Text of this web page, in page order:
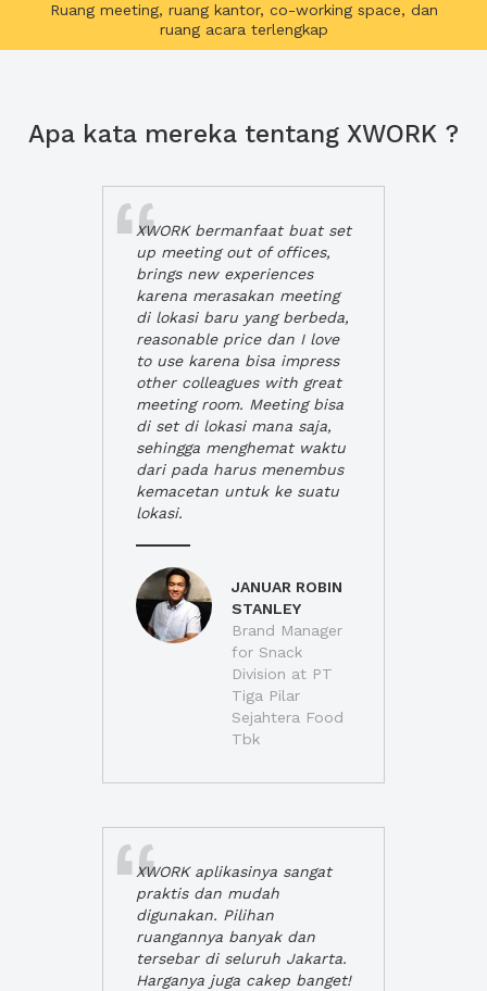
Ruang meeting, ruang kantor, co-working space, dan
ruang acara terlengkap
Apa kata mereka tentang XWORK ?
XWORK bermanfaat buat set
up meeting out of offices,
brings new experiences
karena merasakan meeting
di lokasi baru yang berbeda,
reasonable price dan I love
to use karena bisa impress
other colleagues with great
meeting room. Meeting bisa
di set di lokasi mana saja,
sehingga menghemat waktu
dari pada harus menembus
kemacetan untuk ke suatu
lokasi.
JANUAR ROBIN
STANLEY
Brand Manager
for Snack
Division at PT
Tiga Pilar
Sejahtera Food
Tbk
XWORK aplikasinya sangat
praktis dan mudah
digunakan. Pilihan
ruangannya banyak dan
tersebar di seluruh Jakarta.
Harganya juga cakep banget!